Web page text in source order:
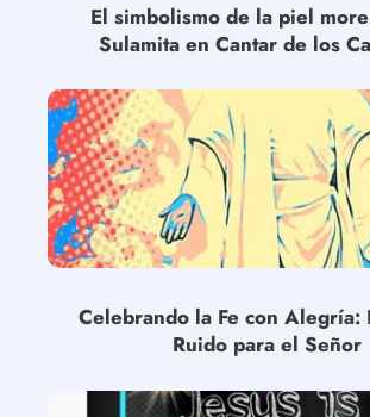
El simbolismo de la piel
Sulamita en Cantar de los
Celebrando la Fe con Alegría:
Ruido para el Señor